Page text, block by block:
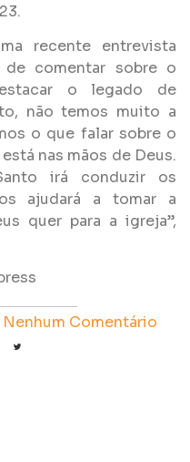
recente entrevista
comentar sobre o
o legado de
não temos muito a
o que falar sobre o
nas mãos de Deus.
irá conduzir os
ajudará a tomar a
quer para a igreja”,
Nenhum Comentário